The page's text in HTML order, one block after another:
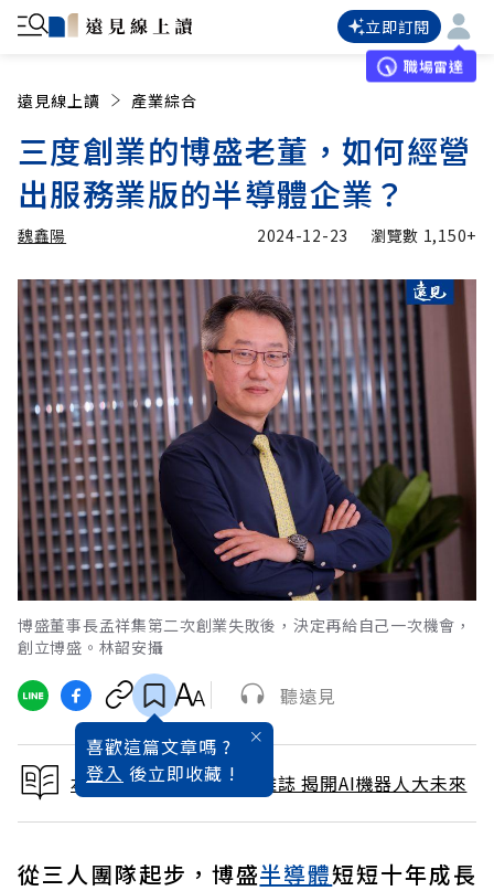
立即訂閱
職場雷達
遠見線上讀 產業綜合
三度創業的博盛老董，如何經營
出服務業版的半導體企業？
魏鑫陽
魏鑫陽 加入追蹤
2024-12-23 瀏覽數 1,150+
博盛董事長孟祥集第二次創業失敗後，決定再給自己一次機會，
創立博盛。林韶安攝
喜歡這篇文章嗎 ?
登入 後立即收藏 !
聽遠見
本文出自 2025 / 1月號雜誌 揭開AI機器人大未來
從三人團隊起步，博盛半導體短短十年成長